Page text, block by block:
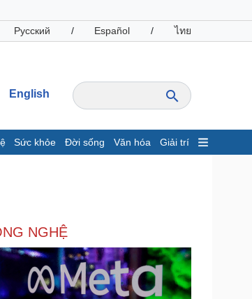
Русский / Español / ไทย
English
Sức khỏe Đời sống Văn hóa Giải trí
Giá cà phê
Công nghệ
NGHỆ